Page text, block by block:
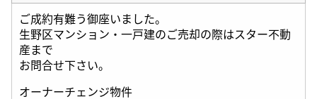
ご成約有難う御座いました。
生野区マンション・一戸建のご売却の際はスター不動
産まで
お問合せ下さい。
オーナーチェンジ物件